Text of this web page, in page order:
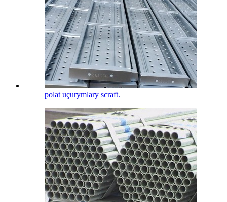
polat uçurymlary scraft.